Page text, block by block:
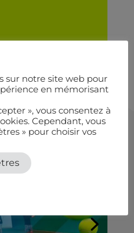
sur notre site web pour
en mémorisant
», vous consentez à
Cependant, vous
» pour choisir vos